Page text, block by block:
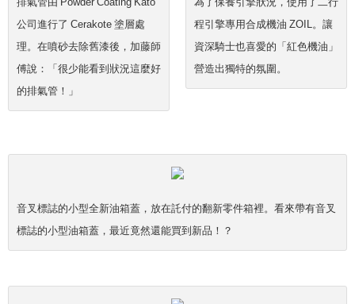
公司進行了 Cerakote 塗層處
理。在噴砂去除舊漆後，加藤師
傅說：「很少能看到狀況這麼好
的排氣管！」
程引擎專用合成機油 ZOIL。讓
資深騎士也喜愛的「紅色機油」
營造出獨特的氛圍。
音叉標誌的小型全新油箱蓋，放在託付的翻新零件箱裡。看來帶有音叉
標誌的小型油箱蓋，最近竟然還能買到新品！？